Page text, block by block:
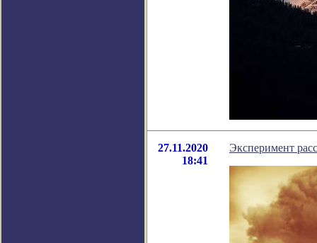
27.11.2020
18:41
Эксперимент